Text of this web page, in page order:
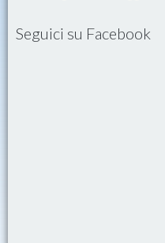
Seguici su Facebook